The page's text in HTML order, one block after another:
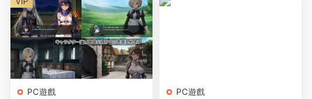
PC遊戲 PC遊戲